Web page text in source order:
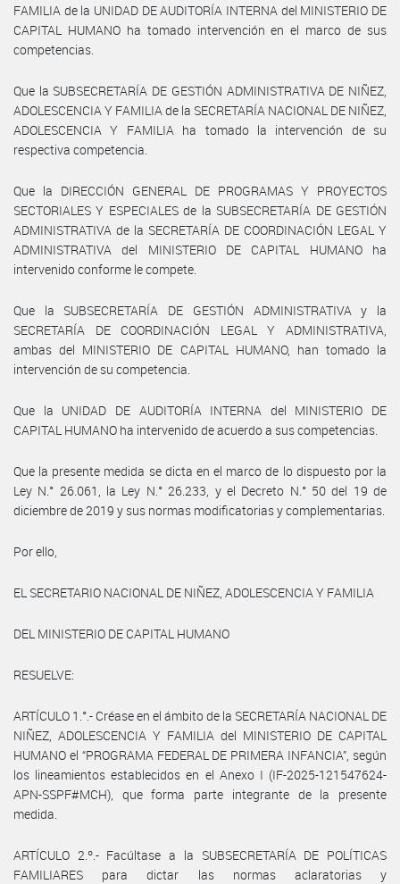
FAMILIA de la UNIDAD DE AUDITORÍA INTERNA del MINISTERIO DE
CAPITAL HUMANO ha tomado intervención en el marco de sus
competencias.
Que la SUBSECRETARÍA DE GESTIÓN ADMINISTRATIVA DE NIÑEZ,
ADOLESCENCIA Y FAMILIA de la SECRETARÍA NACIONAL DE NIÑEZ,
ADOLESCENCIA Y FAMILIA ha tomado la intervención de su
respectiva competencia.
Que la DIRECCIÓN GENERAL DE PROGRAMAS Y PROYECTOS
SECTORIALES Y ESPECIALES de la SUBSECRETARÍA DE GESTIÓN
ADMINISTRATIVA de la SECRETARÍA DE COORDINACIÓN LEGAL Y
ADMINISTRATIVA del MINISTERIO DE CAPITAL HUMANO ha
intervenido conforme le compete.
Que la SUBSECRETARÍA DE GESTIÓN ADMINISTRATIVA y la
SECRETARÍA DE COORDINACIÓN LEGAL Y ADMINISTRATIVA,
ambas del MINISTERIO DE CAPITAL HUMANO, han tomado la
intervención de su competencia.
Que la UNIDAD DE AUDITORÍA INTERNA del MINISTERIO DE
CAPITAL HUMANO ha intervenido de acuerdo a sus competencias.
Que la presente medida se dicta en el marco de lo dispuesto por la
Ley N.° 26.061, la Ley N.° 26.233, y el Decreto N.° 50 del 19 de
diciembre de 2019 y sus normas modificatorias y complementarias.
Por ello,
EL SECRETARIO NACIONAL DE NIÑEZ, ADOLESCENCIA Y FAMILIA
DEL MINISTERIO DE CAPITAL HUMANO
RESUELVE:
ARTÍCULO 1.°.- Créase en el ámbito de la SECRETARÍA NACIONAL DE
NIÑEZ, ADOLESCENCIA Y FAMILIA del MINISTERIO DE CAPITAL
HUMANO el “PROGRAMA FEDERAL DE PRIMERA INFANCIA”, según
los lineamientos establecidos en el Anexo I (IF-2025-121547624-
APN-SSPF#MCH), que forma parte integrante de la presente
medida.
ARTÍCULO 2.º.- Facúltase a la SUBSECRETARÍA DE POLÍTICAS
FAMILIARES para dictar las normas aclaratorias y